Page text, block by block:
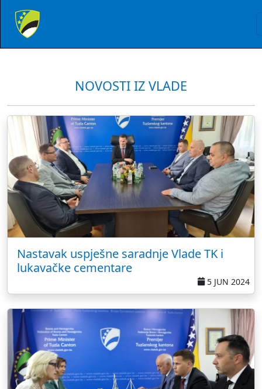
NOVOSTI IZ VLADE
Nastavak uspješne saradnje Vlade TK i
lukavačke cementare
5 JUN 2024